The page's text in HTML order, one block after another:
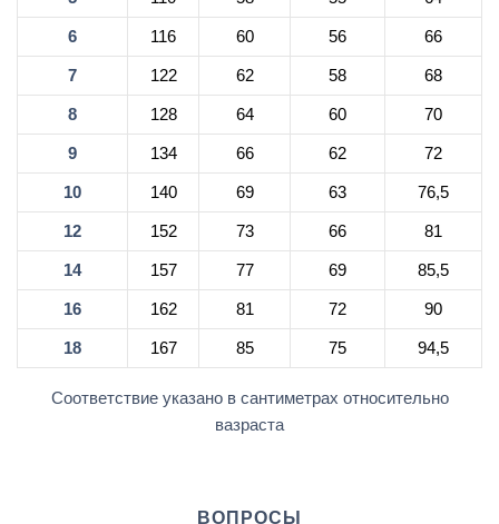
6 116 60 56 66
7 122 62 58 68
8 128 64 60 70
9 134 66 62 72
10 140 69 63 76,5
12 152 73 66 81
14 157 77 69 85,5
16 162 81 72 90
18 167 85 75 94,5
Соответствие указано в сантиметрах относительно
вазраста